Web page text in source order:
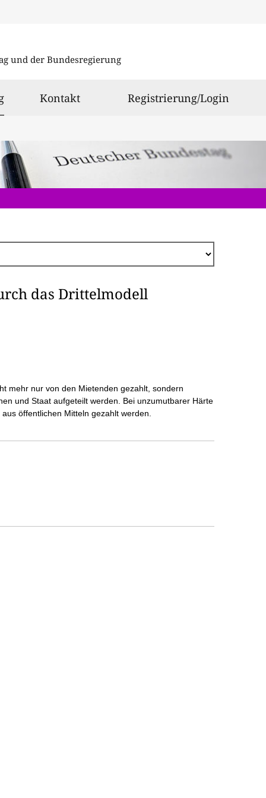
und der Bundesregierung
ausgewählt
Kontakt Registrierung/Login
das Drittelmodell
mehr nur von den Mietenden gezahlt, sondern
und Staat aufgeteilt werden. Bei unzumutbarer Härte
öffentlichen Mitteln gezahlt werden.